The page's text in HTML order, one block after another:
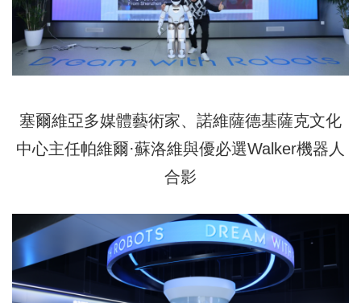
塞爾維亞多媒體藝術家、諾維薩德基薩克文化
中心主任帕維爾·蘇洛維與優必選Walker機器人
合影